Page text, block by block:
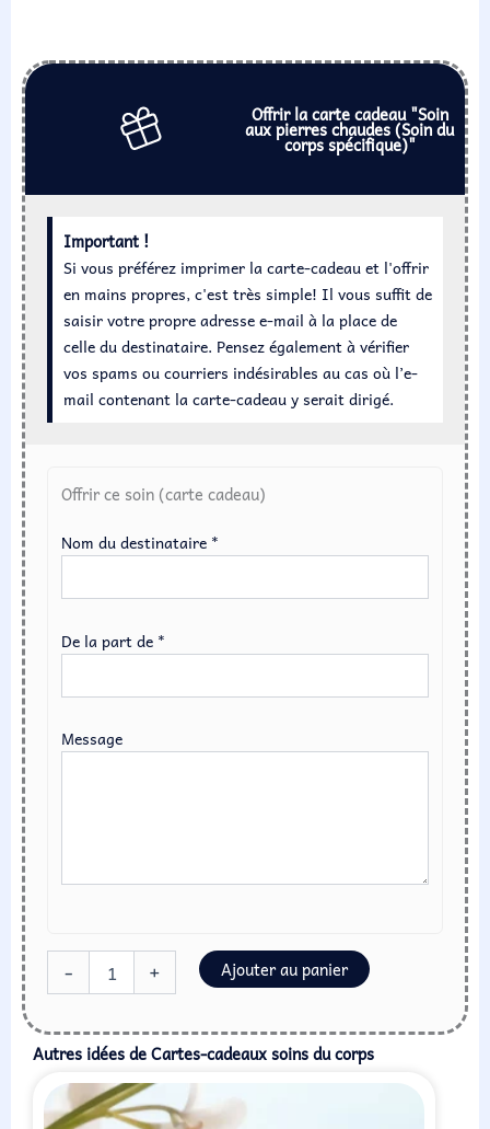
Offrir la carte cadeau "Soin
aux pierres chaudes (Soin du
corps spécifique)"
Important !
Si vous préférez imprimer la carte-cadeau et l'offrir
en mains propres, c'est très simple! Il vous suffit de
saisir votre propre adresse e-mail à la place de
celle du destinataire. Pensez également à vérifier
vos spams ou courriers indésirables au cas où l’e-
mail contenant la carte-cadeau y serait dirigé.
Offrir ce soin (carte cadeau)
Nom du destinataire *
De la part de *
Message
-
Soin
pierres
chaudes
spécifique)
+ Ajouter au panier
Autres idées deCartes-cadeaux soins du corps